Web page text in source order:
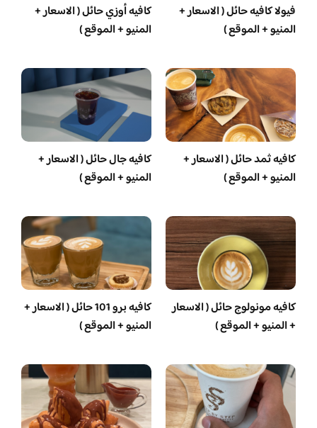
فيولا كافيه حائل ( الاسعار +
المنيو + الموقع )
كافيه أوزي حائل ( الاسعار +
المنيو + الموقع )
كافيه ثمد حائل ( الاسعار +
المنيو + الموقع )
كافيه جال حائل ( الاسعار +
المنيو + الموقع )
كافيه مونولوج حائل ( الاسعار
+ المنيو + الموقع )
كافيه برو 101 حائل ( الاسعار +
المنيو + الموقع )